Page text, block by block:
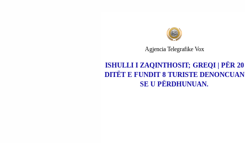
ISHULLI I ZAQINTHOSIT; GREQI | PËR 20
DITËT E FUNDIT 8 TURISTE DENONCUAN
SE U PËRDHUNUAN.
Agjencia Telegrafike Vox